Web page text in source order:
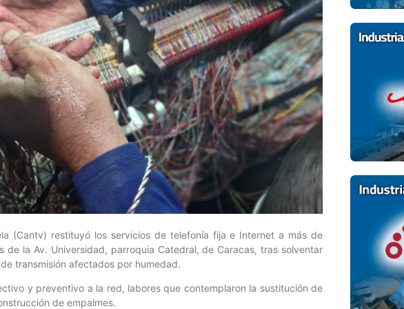
(Cantv) restituyó los servicios de telefonía fija e Internet a más de
de la Av. Universidad, parroquia Catedral, de Caracas, tras solventar
transmisión afectados por humedad.
y preventivo a la red, labores que contemplaron la sustitución de
de empalmes.